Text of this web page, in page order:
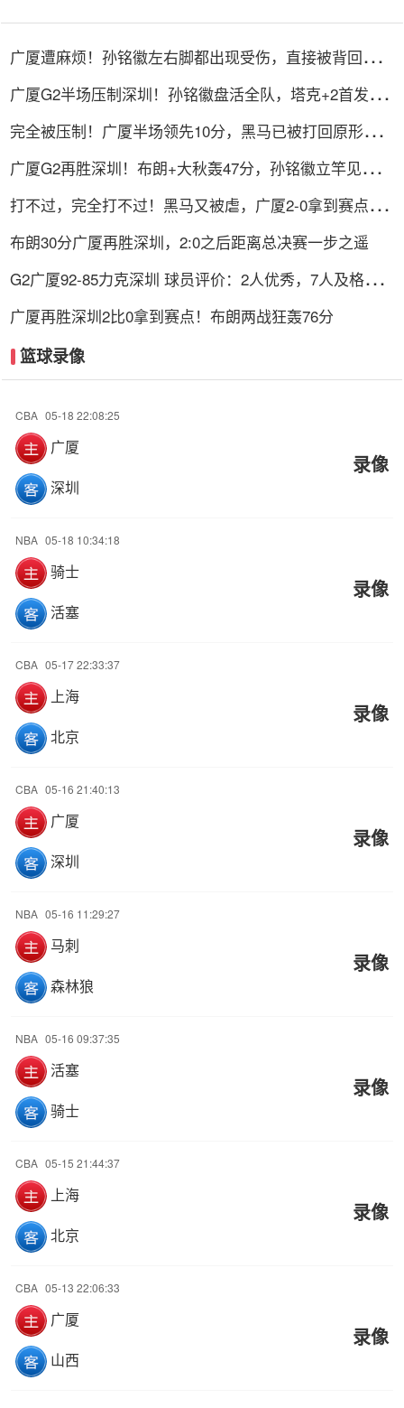
广厦遭麻烦！孙铭徽左右脚都出现受伤，直接被背回了更
广厦G2半场压制深圳！孙铭徽盘活全队，塔克+2首发齐
完全被压制！广厦半场领先10分，黑马已被打回原形，郑
广厦G2再胜深圳！布朗+大秋轰47分，孙铭徽立竿见影，
打不过，完全打不过！黑马又被虐，广厦2-0拿到赛点，
布朗30分广厦再胜深圳，2:0之后距离总决赛一步之遥
G2广厦92-85力克深圳 球员评价：2人优秀，7人及格，2
广厦再胜深圳2比0拿到赛点！布朗两战狂轰76分
篮球录像
CBA 05-18 22:08:25
广厦
深圳
录像
NBA 05-18 10:34:18
骑士
活塞
录像
CBA 05-17 22:33:37
上海
北京
录像
CBA 05-16 21:40:13
广厦
深圳
录像
NBA 05-16 11:29:27
马刺
森林狼
录像
NBA 05-16 09:37:35
活塞
骑士
录像
CBA 05-15 21:44:37
上海
北京
录像
CBA 05-13 22:06:33
广厦
山西
录像